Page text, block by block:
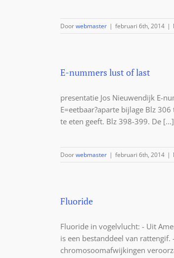
Doorwebmaster | februari 6th, 2014 |
E-nummers lust of last
presentatie Jos Nieuwendijk E-
E=eetbaar?aparte bijlage Blz
te eten geeft. Blz 398-399. De [...]
Doorwebmaster | februari 6th, 2014 |
Fluoride
Fluoride in vogelvlucht: - Uit
is een bestanddeel van
chromosoomafwijkingen